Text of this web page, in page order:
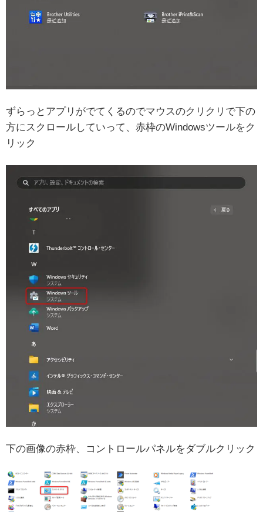
ずらっとアプリがでてくるのでマウスのクリクリで下の
方にスクロールしていって、赤枠のWindowsツールをク
リック
下の画像の赤枠、コントロールパネルをダブルクリック